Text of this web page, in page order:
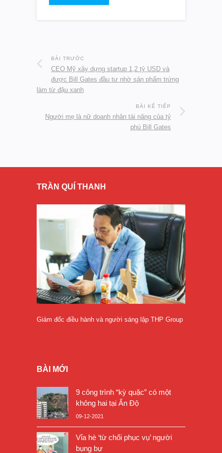
BÀI TRƯỚC
CEO Mỹ xây dựng startup 1,2 tỷ USD và
được Bill Gates đầu tư nhờ sản phẩm trứng
làm từ đậu xanh
BÀI KẾ TIẾP
Người mẹ là nữ doanh nhân tài năng của tỷ
phú Bill Gates
TRẦN QUÍ THANH
Giám đốc điều hành và người sáng lập THP Group
BÀI MỚI
9 công trình “kỳ quặc” có một
không hai tại Ấn Độ
09-12-2021
Vỉa hè ‘từ chối phục vụ’ người
bụng bự